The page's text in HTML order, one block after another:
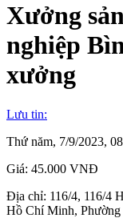
Xưởng
nghiệp
xưởng
Lưu tin:
Thứ năm, 7/9/2023,
Giá: 45.000 VNĐ
Địa chỉ: 116/4, 116/4
Hồ Chí Minh,